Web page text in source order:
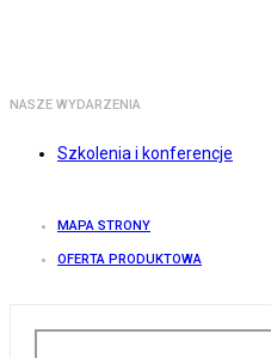
NASZE WYDARZENIA
Szkolenia i konferencje
MAPA STRONY
OFERTA PRODUKTOWA